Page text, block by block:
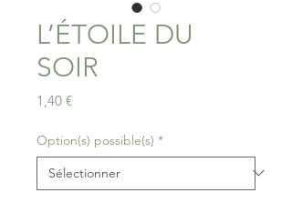
L’ÉTOILE DU
SOIR
1,40 €Prix
Option(s) possible(s) *